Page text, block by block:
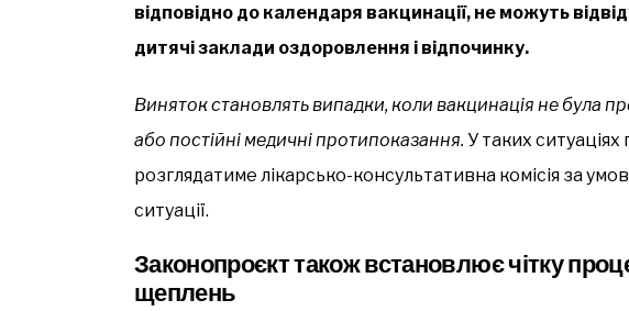
відповідно до календаря вакцинації, не можуть
дитячі заклади оздоровлення і відпочинку.
Виняток становлять випадки, коли вакцинація не була
або постійні медичні протипоказання. У таких
розглядатиме лікарсько-консультативна комісія за
ситуації.
Законопроєкт також встановлює чітку
щеплень